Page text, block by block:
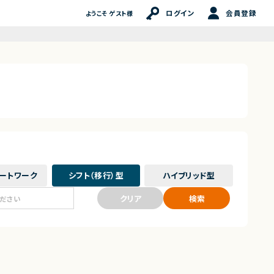
ようこそ ゲスト様 ログイン 会員登録
トワーク シフト（移行） 型 ハイブリッド型
クリア
検索